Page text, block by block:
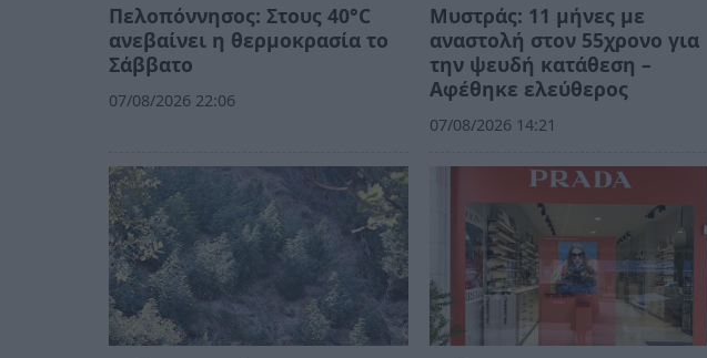
Πελοπόννησος: Στους 40°C
ανεβαίνει η θερμοκρασία το
Σάββατο
07/08/2026 22:06
Μυστράς: 11 μήνες με
αναστολή στον 55χρονο για
την ψευδή κατάθεση –
Αφέθηκε ελεύθερος
07/08/2026 14:21